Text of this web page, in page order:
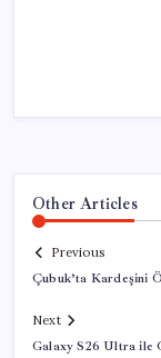
Other Articles
Previous
Çubuk’ta Kardeşini
Next
Galaxy S26 Ultra ile